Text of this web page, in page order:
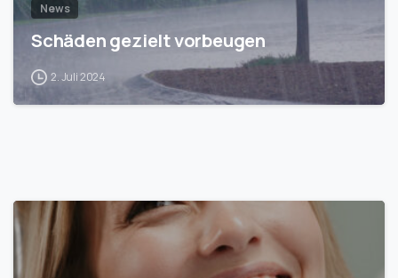
News
Schäden gezielt vorbeugen
2. Juli 2024